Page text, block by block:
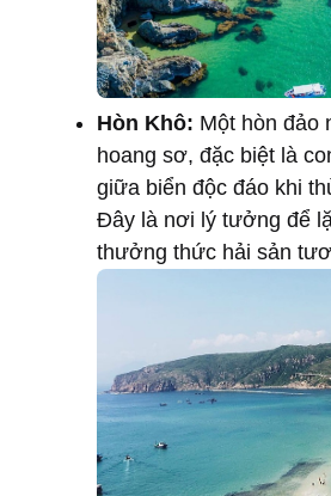
Hòn Khô: Một hòn đảo
hoang sơ, đặc biệt là
giữa biển độc đáo khi
Đây là nơi lý tưởng để
thưởng thức hải sản